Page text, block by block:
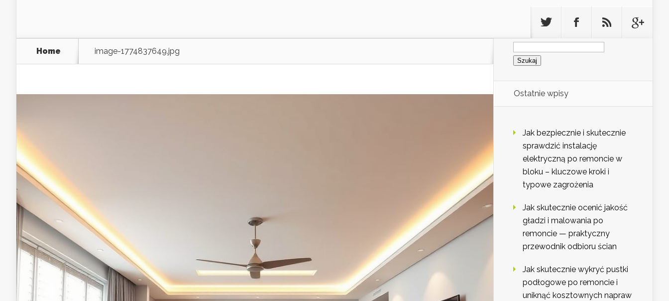
Home image-1774837649.jpg
Szukaj:
Ostatnie wpisy
Jak bezpiecznie i skutecznie
sprawdzić instalację
elektryczną po remoncie w
bloku – kluczowe kroki i
typowe zagrożenia
Jak skutecznie ocenić jakość
gładzi i malowania po
remoncie — praktyczny
przewodnik odbioru ścian
Jak skutecznie wykryć pustki
podłogowe po remoncie i
uniknąć kosztownych napraw